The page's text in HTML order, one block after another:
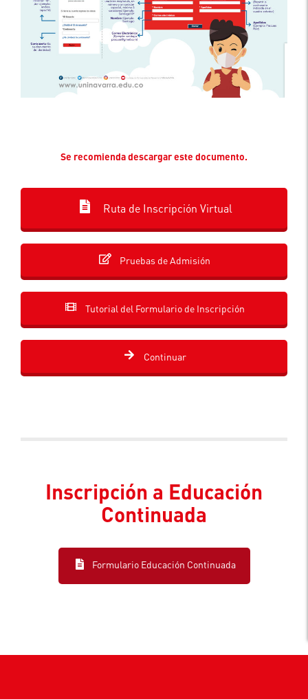
Se recomienda descargar este documento.
Ruta de Inscripción Virtual
Pruebas de Admisión
Tutorial del Formulario de Inscripción
Continuar
Inscripción a Educación
Continuada
Formulario Educación Continuada